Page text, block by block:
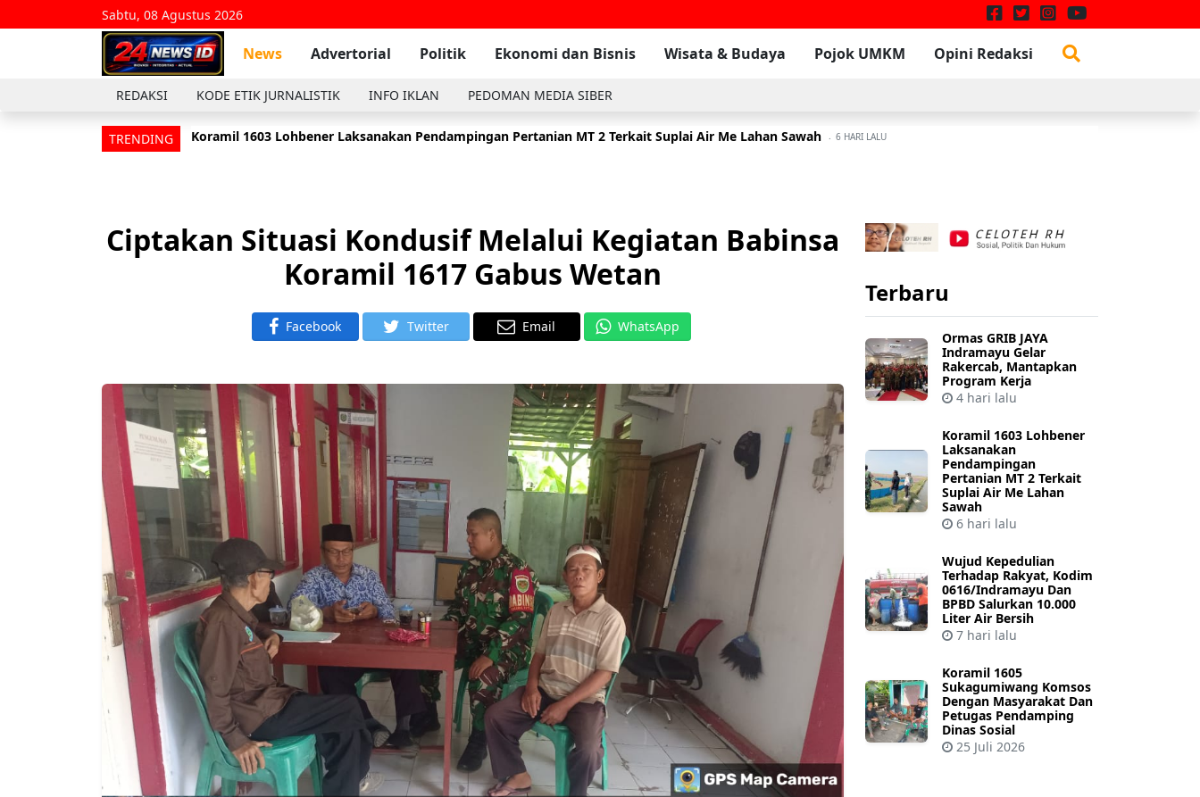
Sabtu, 08 Agustus 2026
News Advertorial Politik Ekonomi dan Bisnis Wisata & Budaya Pojok UMKM Opini Redaksi
REDAKSI KODE ETIK JURNALISTIK INFO IKLAN PEDOMAN MEDIA SIBER
TRENDING Koramil 1603 Lohbener Laksanakan Pendampingan Pertanian MT 2 Terkait Suplai Air Me Lahan Sawah 6 HARI LALU
Anggota Koramil 1601/Indramayu Komsos Dengan Masyarakat Di Wilayah Binaan Desa Tambak 23 JULI 2026
Ciptakan Situasi Kondusif Melalui Kegiatan Babinsa
Koramil 1617 Gabus Wetan
Facebook Twitter Email WhatsApp
Terbaru
Ormas GRIB JAYA
Indramayu Gelar
Rakercab, Mantapkan
Program Kerja
4 hari lalu
Koramil 1603 Lohbener
Laksanakan
Pendampingan
Pertanian MT 2 Terkait
Suplai Air Me Lahan
Sawah
6 hari lalu
Wujud Kepedulian
Terhadap Rakyat, Kodim
0616/Indramayu Dan
BPBD Salurkan 10.000
Liter Air Bersih
7 hari lalu
Koramil 1605
Sukagumiwang Komsos
Dengan Masyarakat Dan
Petugas Pendamping
Dinas Sosial
25 Juli 2026